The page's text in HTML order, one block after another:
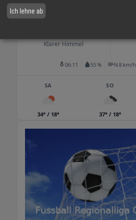
Klarer Himmel
06:11 55 % N 8 km/h
SA
34° / 18°
SO
37° / 18°
Ich lehne ab